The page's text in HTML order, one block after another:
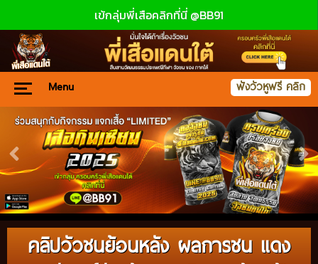
เข้กลุ่มพี่เสือคลิกที่นี่ @BB91
Menu ฟังวัวหูฟรี คลิก
คลิปวัวชนย้อนหลัง ผลการชน แดง